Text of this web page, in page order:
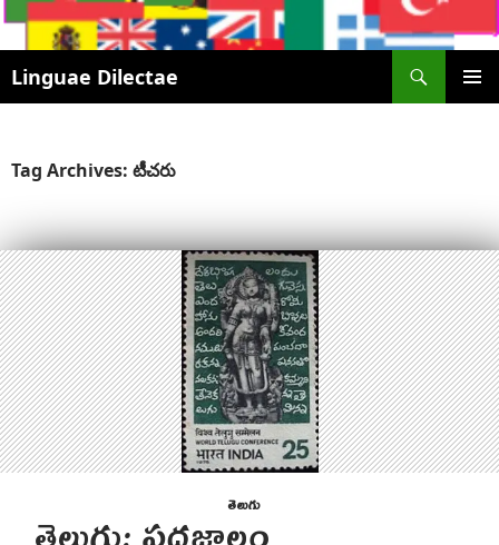
Linguae Dilectae
SKIP
Tag Archives: టీచరు
తెలుగు